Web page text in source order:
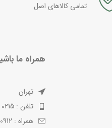
تمامی کالاهای اصل
همراه ما
تهران
تلفن : 0215
همراه : 0912